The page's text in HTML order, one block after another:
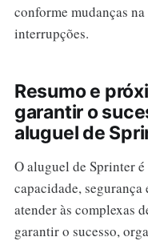
conforme mudanças
interrupções.
Resumo e
garantir o
aluguel de
O aluguel de Sprinter
capacidade,
atender às complexas
garantir o sucesso,